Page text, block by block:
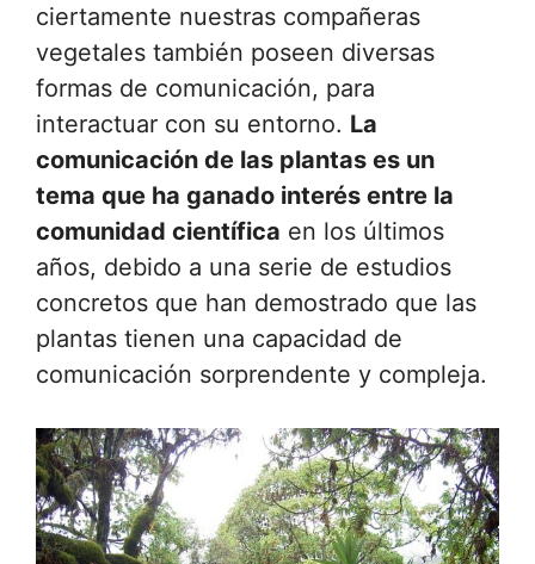
ciertamente nuestras compañeras
vegetales también poseen diversas
formas de comunicación, para
interactuar con su entorno. La
comunicación de las plantas es un
tema que ha ganado interés entre la
comunidad científica en los últimos
años, debido a una serie de estudios
concretos que han demostrado que las
plantas tienen una capacidad de
comunicación sorprendente y compleja.